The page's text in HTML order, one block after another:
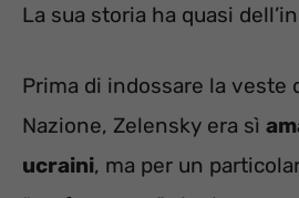
La sua storia ha quasi
Prima di indossare la veste
Nazione, Zelensky era sì
ucraini, ma per un